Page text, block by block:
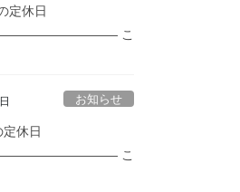
定休日
こ
お知らせ
休日
こ